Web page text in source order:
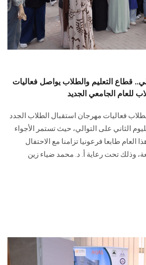
قطاع التعليم والطلاب يواصل فعاليات
للعام الجامعي الجديد
فعاليات مهرجان استقبال الطلاب الجدد
الثاني على التوالي، حيث تستمر الأجواء
العام طابعا فرعونيا تزامنا مع الاحتفال
وذلك تحت رعاية أ. د. محمد ضياء زين